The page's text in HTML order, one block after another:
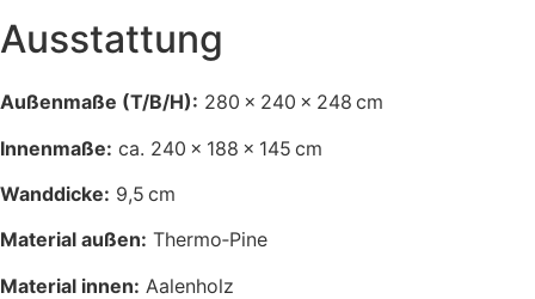
Ausstattung
Außenmaße (T/B/H): 280 × 240 × 248 cm
Innenmaße: ca. 240 × 188 × 145 cm
Wanddicke: 9,5 cm
Material außen: Thermo‑Pine
Material innen: Aal­enholz